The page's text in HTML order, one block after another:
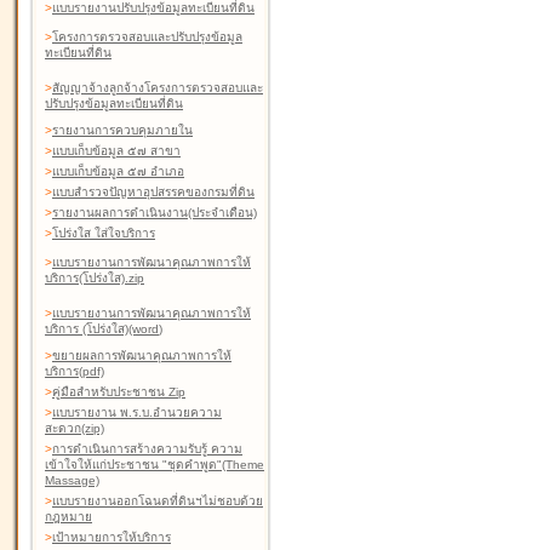
>แบบรายงานปรับปรุงข้อมูลทะเบียนที่ดิน
>โครงการตรวจสอบและปรับปรุงข้อมูล
ทะเบียนที่ดิน
>สัญญาจ้างลูกจ้างโครงการตรวจสอบและ
ปรับปรุงข้อมูลทะเบียนที่ดิน
>รายงานการควบคุมภายใน
>แบบเก็บข้อมูล ๕๗ สาขา
>แบบเก็บข้อมูล ๕๗ อำเภอ
>แบบสำรวจปัญหาอุปสรรคของกรมที่ดิน
>รายงานผลการดำเนินงาน(ประจำเดือน)
>โปร่งใส ใส่ใจบริการ
>แบบรายงานการพัฒนาคุณภาพการให้
บริการ(โปร่งใส).zip
>แบบรายงานการพัฒนาคุณภาพการให้
บริการ (โปร่งใส)(word)
>ขยายผลการพัฒนาคุณภาพการให้
บริการ(pdf)
>คู่มือสำหรับประชาชน Zip
>แบบรายงาน พ.ร.บ.อำนวยความ
สะดวก(zip)
>การดำเนินการสร้างความรับรู้ ความ
เข้าใจให้แก่ประชาชน "ชุดคำพูด"(Theme
Massage)
>แบบรายงานออกโฉนดที่ดินฯไม่ชอบด้วย
กฎหมาย
>เป้าหมายการให้บริการ